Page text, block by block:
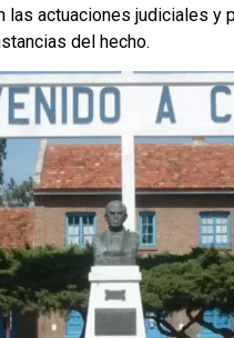
las actuaciones judiciales
del hecho.